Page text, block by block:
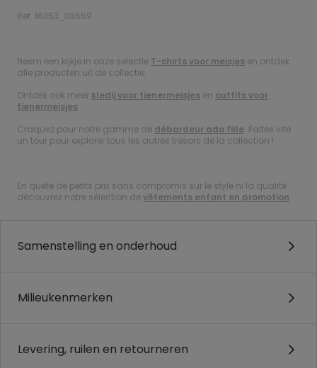
Ref. 16353_03659
.
Neem een kijkje in onze selectie T-shirts voor meisjes en ontdek
alle producten uit de collectie.
Ontdek ook meer kledij voor tienermeisjes en outfits voor
tienermeisjes.
Craquez pour notre gamme de débardeur ado fille. Faites vite
un tour pour explorer tous les autres trésors de la collection !
.
En quête de petits prix sans compromis sur le style ni la qualité :
découvrez notre sélection devêtements enfant en promotion.
Samenstelling en onderhoud
Milieukenmerken
Levering, ruilen en retourneren